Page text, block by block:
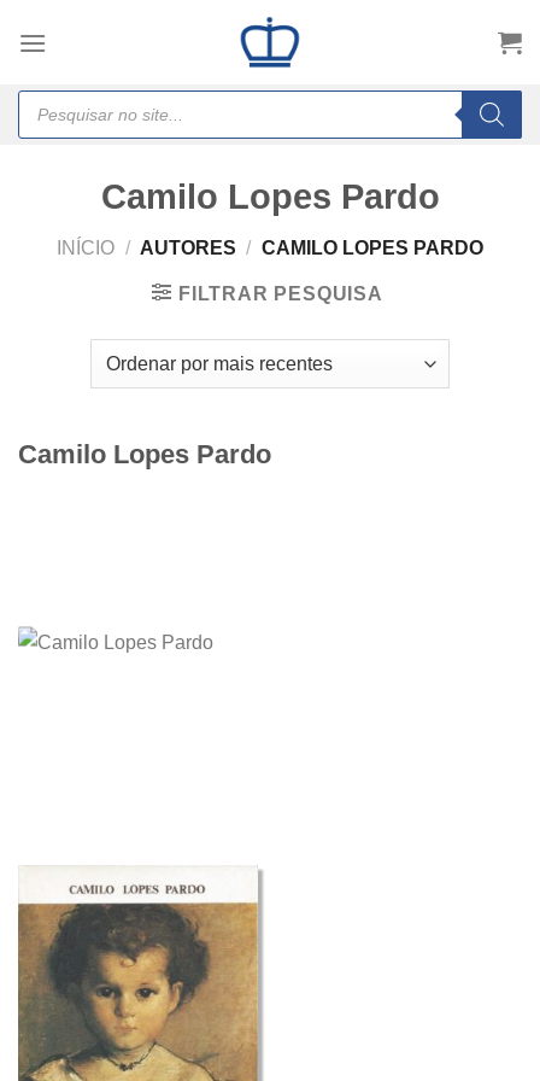
Products
search
Camilo Lopes Pardo
INÍCIO / AUTORES / CAMILO LOPES PARDO
FILTRAR PESQUISA
Camilo Lopes Pardo